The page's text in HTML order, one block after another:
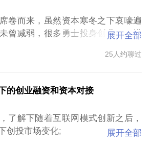
卷而来，虽然资本寒冬之下哀嚎遍
曾减弱，很多勇士投身创业，可惜
户等等压力太大。
以上，产品进入了开发或投向市场
或者preA阶段以上，容易遭遇产品
将启动，却苦于没有好的融资渠
展开全部
25人约聊过
的创业融资和资本对接
了解下随着互联网模式创新之后，
创投市场变化;
展开全部